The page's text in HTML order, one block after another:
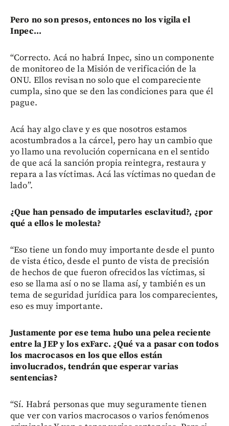
Pero no son presos, entonces no los vigila el
Inpec...
“Correcto. Acá no habrá Inpec, sino un componente
de monitoreo de la Misión de verificación de la
ONU. Ellos revisan no solo que el compareciente
cumpla, sino que se den las condiciones para que él
pague.
Acá hay algo clave y es que nosotros estamos
acostumbrados a la cárcel, pero hay un cambio que
yo llamo una revolución copernicana en el sentido
de que acá la sanción propia reintegra, restaura y
repara a las víctimas. Acá las víctimas no quedan de
lado”.
¿Que han pensado de imputarles esclavitud?, ¿por
qué a ellos le molesta?
“Eso tiene un fondo muy importante desde el punto
de vista ético, desde el punto de vista de precisión
de hechos de que fueron ofrecidos las víctimas, si
eso se llama así o no se llama así, y también es un
tema de seguridad jurídica para los comparecientes,
eso es muy importante.
Justamente por ese tema hubo una pelea reciente
entre la JEP y los exFarc. ¿Qué va a pasar con todos
los macrocasos en los que ellos están
involucrados, tendrán que esperar varias
sentencias?
“Sí. Habrá personas que muy seguramente tienen
que ver con varios macrocasos o varios fenómenos